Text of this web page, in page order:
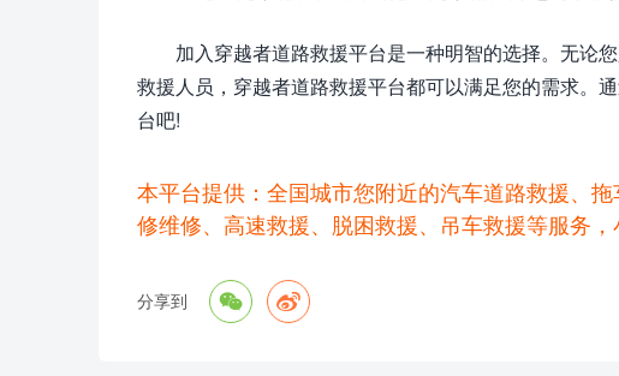
加入穿越者道路救援平台是一种明智的选择。无论
救援人员，穿越者道路救援平台都可以满足您的需求。
台吧!
本平台提供：全国城市您附近的汽车道路救援、
修维修、高速救援、脱困救援、吊车救援等服务
分享到  